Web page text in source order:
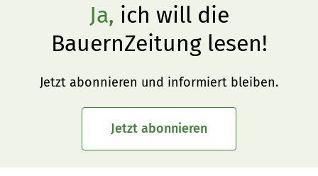
Ja, ich will die
BauernZeitung lesen!
Jetzt abonnieren und informiert bleiben.
Jetzt abonnieren